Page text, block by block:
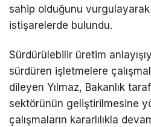
sahip olduğunu vurgulayarak
istişarelerde bulundu.
Sürdürülebilir üretim
sürdüren işletmelere
dileyen Yılmaz, Bakanlık
sektörünün geliştirilmesine
çalışmaların kararlılıkla